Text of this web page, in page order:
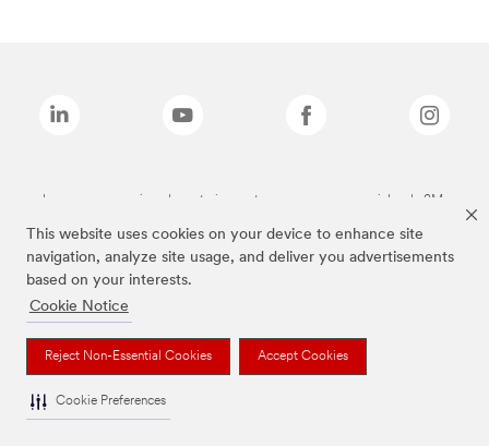
This website uses cookies on your device to enhance site
navigation, analyze site usage, and deliver you advertisements
based on your interests.
Cookie Notice
Reject Non-Essential Cookies Accept Cookies
Cookie Preferences
Las marcas mencionadas anteriormente son marcas comerciales de 3M.